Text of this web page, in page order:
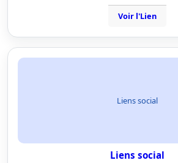
Voir l'Lien
Liens social
Liens social